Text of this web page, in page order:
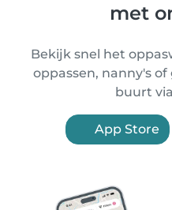
met
Bekijk snel het
oppassen, nanny's
buurt
App Store